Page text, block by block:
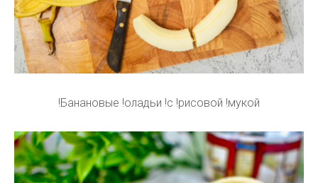
!Банановые !оладьи !с !рисовой !мукой